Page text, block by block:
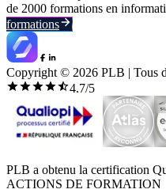
de 2000 formations en
formations
Copyright © 2026 PLB | Tous
4.7/5
PLB a obtenu la certification
ACTIONS DE FORMATION